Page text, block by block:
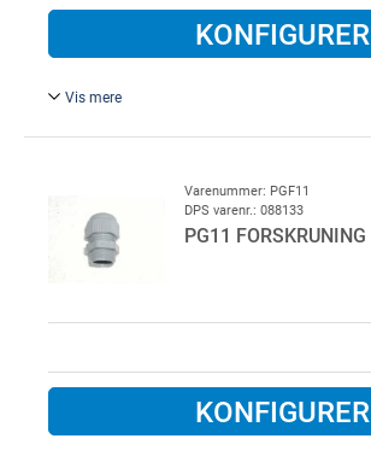
KONFIGURER
Vis mere
Varenummer: PGF11
DPS varenr.: 088133
PG11 FORSKRUNING
KONFIGURER